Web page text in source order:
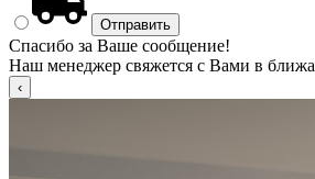
Спасибо за Ваше сообщение!
Наш менеджер свяжется с Вами в